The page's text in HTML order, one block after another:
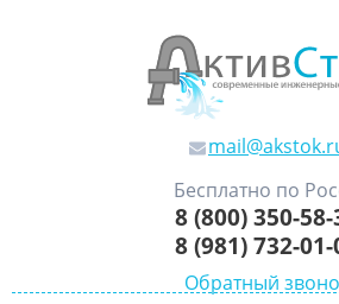
Бесплатно по
8 (800) 350-58-
8 (981) 732-01-
Обратный